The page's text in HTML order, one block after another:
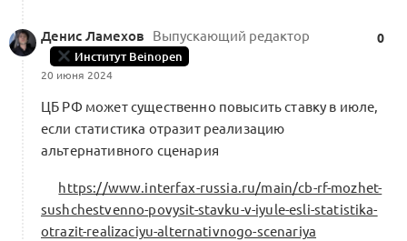
Денис Ламехов Выпускающий редактор
Институт Beinopen
20 июня 2024
0
ЦБ РФ может существенно повысить ставку в июле,
если статистика отразит реализацию
альтернативного сценария
https://www.interfax-russia.ru/main/cb-rf-mozhet-
sushchestvenno-povysit-stavku-v-iyule-esli-statistika-
otrazit-realizaciyu-alternativnogo-scenariya